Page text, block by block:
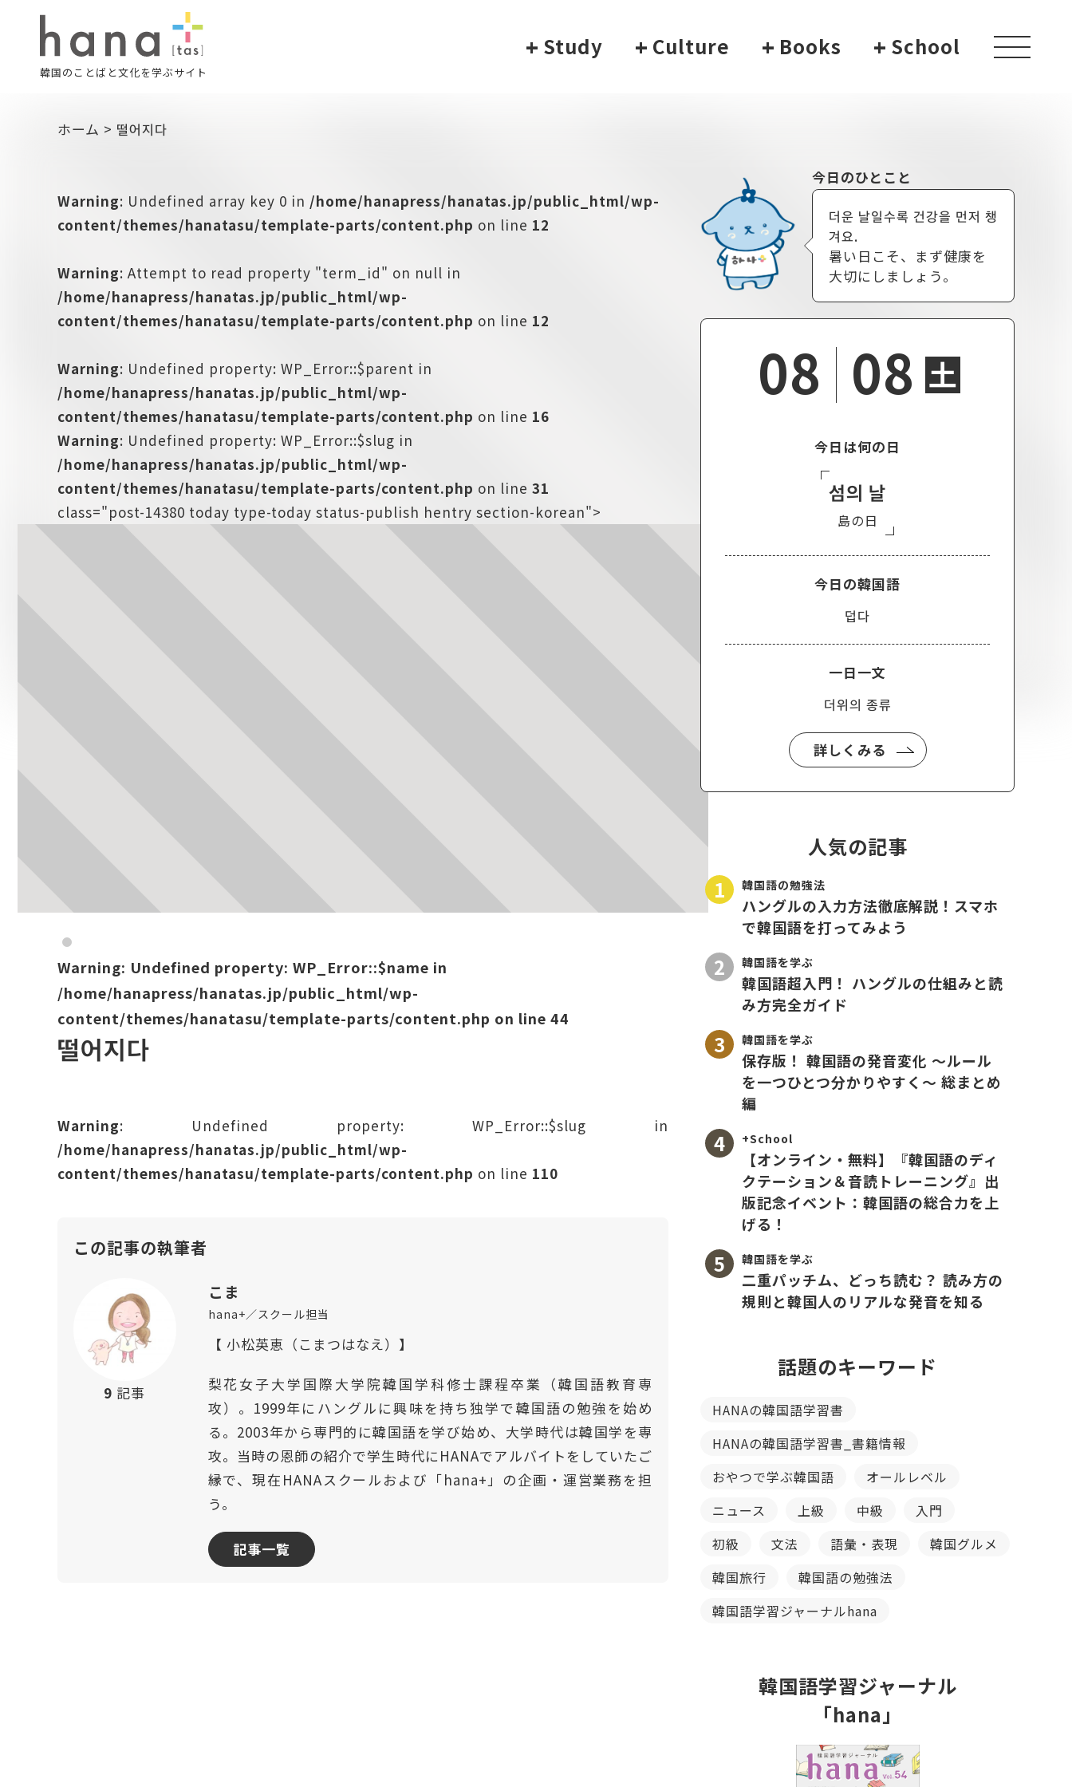
韓国のことばと文化を学ぶサイト
+ Study + Culture + Books + School
toggle
ホーム > 떨어지다
Warning: Undefined array key 0 in /home/hanapress/hanatas.jp/public_html/wp-
content/themes/hanatasu/template-parts/content.php on line 12
Warning: Attempt to read property "term_id" on null in
/home/hanapress/hanatas.jp/public_html/wp-
content/themes/hanatasu/template-parts/content.php on line 12
Warning: Undefined property: WP_Error::$parent in
/home/hanapress/hanatas.jp/public_html/wp-
content/themes/hanatasu/template-parts/content.php on line 16
Warning: Undefined property: WP_Error::$slug in
/home/hanapress/hanatas.jp/public_html/wp-
content/themes/hanatasu/template-parts/content.php on line 31
class="post-14380 today type-today status-publish hentry section-korean">
Warning: Undefined property: WP_Error::$name in
/home/hanapress/hanatas.jp/public_html/wp-
content/themes/hanatasu/template-parts/content.php on line 44
떨어지다
Warning: Undefined property: WP_Error::$slug in
/home/hanapress/hanatas.jp/public_html/wp-
content/themes/hanatasu/template-parts/content.php on line 110
この記事の執筆者
9 記事
こま
hana+／スクール担当
【 小松英恵（こまつはなえ）】
梨花女子大学国際大学院韓国学科修士課程卒業（韓国語教育専
攻）。1999年にハングルに興味を持ち独学で韓国語の勉強を始め
る。2003年から専門的に韓国語を学び始め、大学時代は韓国学を専
攻。当時の恩師の紹介で学生時代にHANAでアルバイトをしていたご
縁で、現在HANAスクールおよび「hana+」の企画・運営業務を担
う。
記事一覧
今日のひとこと
더운 날일수록 건강을 먼저 챙
겨요.
暑い日こそ、まず健康を
大切にしましょう。
08 08 土
今日は何の日
섬의 날
島の日
今日の韓国語
덥다
一日一文
더위의 종류
詳しくみる
人気の記事
韓国語の勉強法
ハングルの入力方法徹底解説！スマホ
で韓国語を打ってみよう
韓国語を学ぶ
韓国語超入門！ ハングルの仕組みと読
み方完全ガイド
韓国語を学ぶ
保存版！ 韓国語の発音変化 〜ルール
を一つひとつ分かりやすく〜 総まとめ
編
+School
【オンライン・無料】『韓国語のディ
クテーション＆音読トレーニング』出
版記念イベント：韓国語の総合力を上
げる！
韓国語を学ぶ
二重パッチム、どっち読む？ 読み方の
規則と韓国人のリアルな発音を知る
話題のキーワード
HANAの韓国語学習書
HANAの韓国語学習書_書籍情報
おやつで学ぶ韓国語
オールレベル
ニュース
上級 中級
入門
初級
文法 語彙・表現
韓国グルメ
韓国旅行
韓国語の勉強法
韓国語学習ジャーナルhana
韓国語学習ジャーナル
「hana」